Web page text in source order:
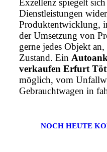
Dienstleistungen
Produktentwicklung,
der Umsetzung von
gerne jedes Objekt
Zustand. Ein
verkaufen Erfurt
möglich, vom
Gebrauchtwagen in
NOCH HEUTE